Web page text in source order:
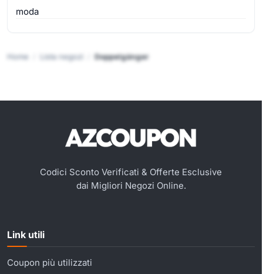
moda
Home Lista negozi Doppelgänger
Codici Sconto Verificati & Offerte Esclusive
dai Migliori Negozi Online.
Link utili
Coupon più utilizzati